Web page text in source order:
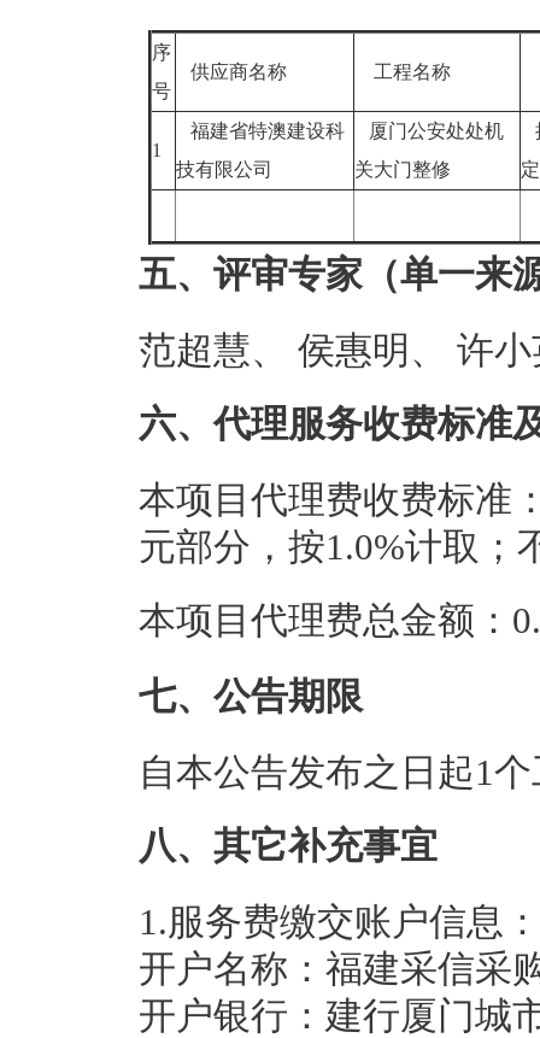
序
号
供应商名称 工程名称
1
福建省特澳建设科
技有限公司
厦门公安处处机
关大门整修
五、评审专家（单一来
范超慧、 侯惠明、 许小
六、代理服务收费标准
本项目代理费收费标准
元部分，按1.0%计取；
本项目代理费总金额：
七、公告期限
自本公告发布之日起1
八、其它补充事宜
1.服务费缴交账户信息：
开户名称：福建采信采
开户银行：建行厦门城